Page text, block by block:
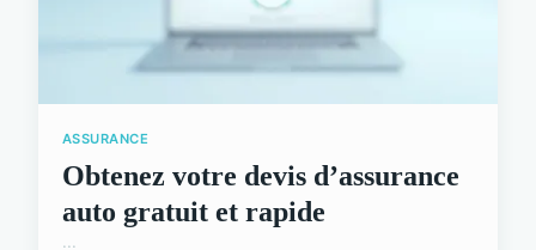
ASSURANCE
Obtenez votre devis d’assurance
auto gratuit et rapide
...